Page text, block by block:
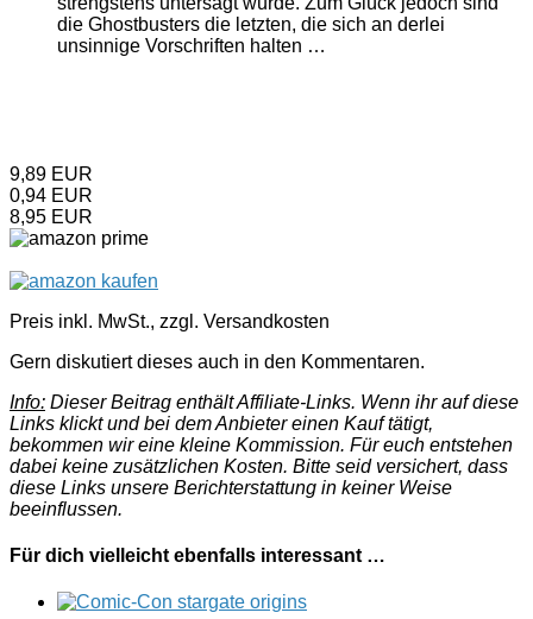
die Ghostbusters die letzten, die sich an derlei
unsinnige Vorschriften halten …
9,89 EUR
0,94 EUR
8,95 EUR
Preis inkl. MwSt., zzgl. Versandkosten
Gern diskutiert dieses auch in den Kommentaren.
Info: Dieser Beitrag enthält Affiliate-Links. Wenn ihr auf diese
Links klickt und bei dem Anbieter einen Kauf tätigt,
bekommen wir eine kleine Kommission. Für euch entstehen
dabei keine zusätzlichen Kosten. Bitte seid versichert, dass
diese Links unsere Berichterstattung in keiner Weise
beeinflussen.
Für dich vielleicht ebenfalls interessant …